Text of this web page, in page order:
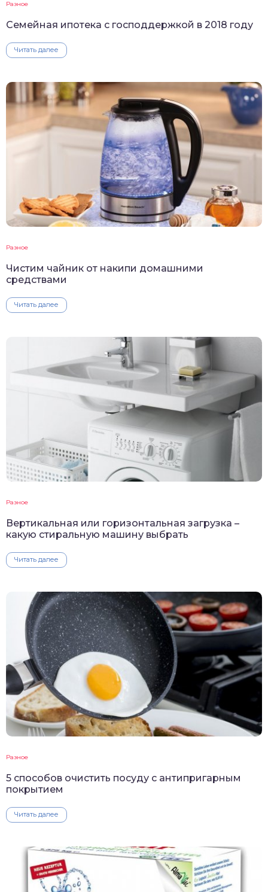
Разное
Семейная ипотека с господдержкой в 2018 году
Читать далее
Разное
Чистим чайник от накипи домашними
средствами
Читать далее
Разное
Вертикальная или горизонтальная загрузка –
какую стиральную машину выбрать
Читать далее
Разное
5 способов очистить посуду с антипригарным
покрытием
Читать далее